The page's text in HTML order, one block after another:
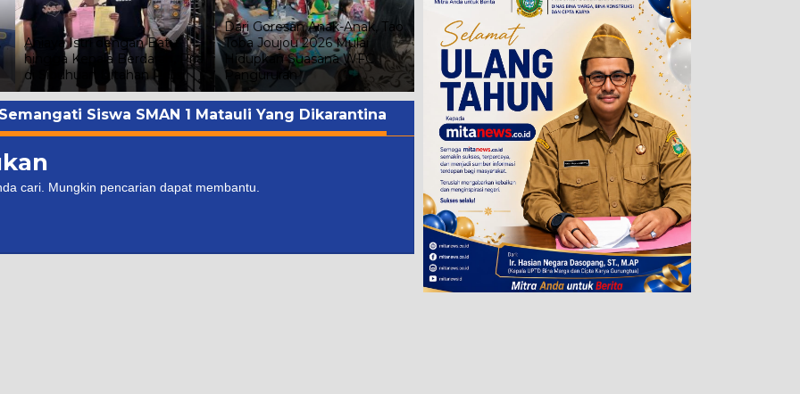
Aniaya Istri dengan Batu
hingga Kepala Berdarah, Pria
di Sibuhuan Ditahan Polisi
Dari Goresan Anak-Anak, Tao
Toba Joujou 2026 Mulai
Hidupkan Suasana WFC
Pangururan
Wali Kota Sibolga Dorong
Potensi Skateboarder Muda,
Upayakan Penyediaan
Sarana Latihan
Kadis Sebut Tak Layak,
Kelas III SDN 0172 Lembah
Binubu Masih Belajar di
Ruang Rusak
Siswa SMAN 1 Matauli Yang Dikarantina
cari. Mungkin pencarian dapat membantu.